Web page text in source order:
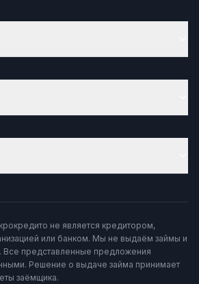
не является кредитором,
или банком. Мы не выдаём займы и
Все представленные предложения
Решение о выдаче займа принимает
заёмщика.